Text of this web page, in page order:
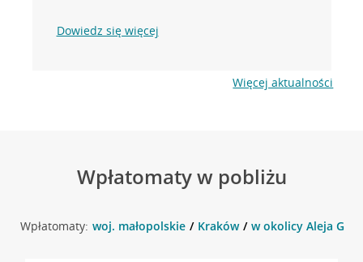
Dowiedz się więcej
Więcej aktualności
Wpłatomaty w pobliżu
Wpłatomaty: woj. małopolskie Kraków w okolicy Aleja